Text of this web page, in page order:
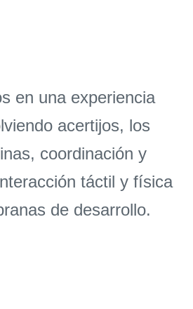
en una experiencia
acertijos, los
coordinación y
táctil y física
de desarrollo.